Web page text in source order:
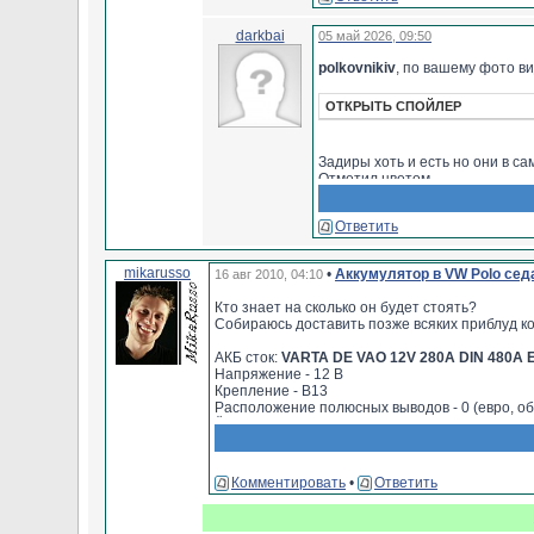
darkbai 05 май 2026, 09:50
polkovnikiv, по вашему фото
ОТКРЫТЬ СПОЙЛЕР
Задиры хоть и есть но они в
Отметил цветом.
Ораньжевый - на грани (только
Красный - задир (ниже хона)
Зеленый и ораньжевый это
низкой передаче или
Но на текущий момент надо
изделии), обязательно
предварительно снять поддон
Возможно на какое то время
Ответить
mikarusso 16 авг 2010, 04:10 • Аккумулятор в VW Polo
Кто знает на сколько он будет стоять?
Собираюсь доставить позже всяких приблуд
АКБ сток: VARTA DE VAO 12V 280A DIN 480А
Напряжение - 12 В
Крепление - B13
Расположение полюсных выводов - 0 (евро,
Ёмкость - 60 А/ч
P.S.И я так понимаю, раз шины будут
Комментировать •
Ответить